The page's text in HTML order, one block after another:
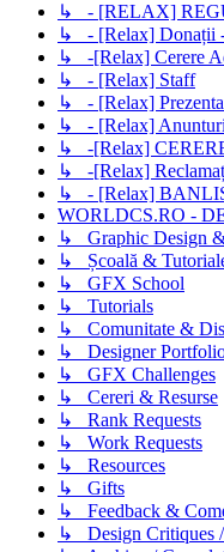
↳ - [RELAX]
↳ - [Relax] Donații
↳ -[Relax] Cerere
↳ - [Relax] Staff
↳ - [Relax]
↳ - [Relax]
↳ -[Relax]
↳ -[Relax]
↳ - [Relax]
WORLDCS.RO -
↳ Graphic Design
↳ Școală &
↳ GFX School
↳ Tutorials
↳ Comunitate &
↳ Designer
↳ GFX Challenges
↳ Cereri & Resurse
↳ Rank Requests
↳ Work Requests
↳ Resources
↳ Gifts
↳ Feedback &
↳ Design Critiques /